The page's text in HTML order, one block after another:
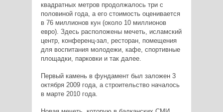
квадратных метров продолжалось три с
половиной года, а его стоимость оценивается
в 76 миллионов кун (около 10 миллионов
евро). Здесь расположены мечеть, исламский
центр, конференц-зал, ресторан, помещения
для воспитания молодежи, кафе, спортивные
площадки, парковки и так далее.
Первый камень в фундамент был заложен 3
октября 2009 года, а строительство началось
в марте 2010 года.